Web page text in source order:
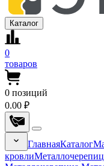
Каталог
0
товаров
0 позиций
0.00 ₽
ГлавнаяКаталог
кровли